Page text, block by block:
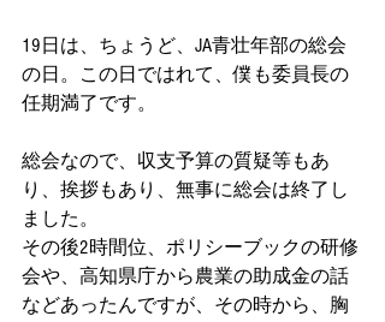
19日は、ちょうど、JA青壮年部の総会
の日。この日ではれて、僕も委員長の
任期満了です。
総会なので、収支予算の質疑等もあ
り、挨拶もあり、無事に総会は終了し
ました。
その後2時間位、ポリシーブックの研修
会や、高知県庁から農業の助成金の話
などあったんですが、その時から、胸